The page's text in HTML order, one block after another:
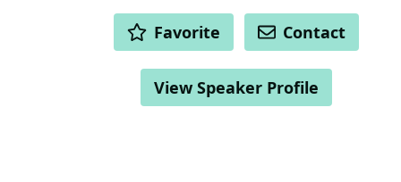
ACTIONS Favorite Contact
View Speaker Profile